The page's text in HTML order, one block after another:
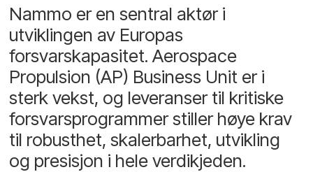
Nammo er en sentral aktør i
utviklingen av Europas
forsvarskapasitet. Aerospace
Propulsion (AP) Business Unit er i
sterk vekst, og leveranser til kritiske
forsvarsprogrammer stiller høye krav
til robusthet, skalerbarhet, utvikling
og presisjon i hele verdikjeden.